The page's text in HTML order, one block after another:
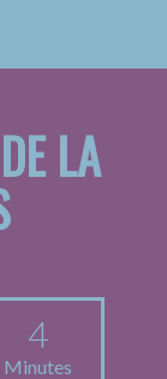
LA
4
Minutes